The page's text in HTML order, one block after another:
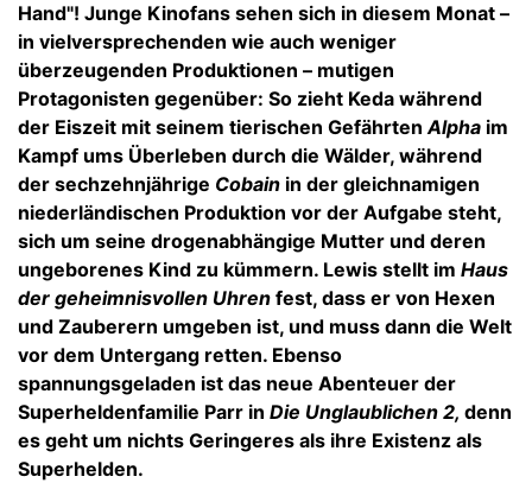
Hand"! Junge Kinofans sehen sich in diesem Monat –
in vielversprechenden wie auch weniger
überzeugenden Produktionen – mutigen
Protagonisten gegenüber: So zieht Keda während
der Eiszeit mit seinem tierischen GefährtenAlpha im
Kampf ums Überleben durch die Wälder, während
der sechzehnjährige Cobain in der gleichnamigen
niederländischen Produktion vor der Aufgabe steht,
sich um seine drogenabhängige Mutter und deren
ungeborenes Kind zu kümmern. Lewis stellt im Haus
der geheimnisvollen Uhren fest, dass er von Hexen
und Zauberern umgeben ist, und muss dann die Welt
vor dem Untergang retten. Ebenso
spannungsgeladen ist das neue Abenteuer der
Superheldenfamilie Parr in Die Unglaublichen 2, denn
es geht um nichts Geringeres als ihre Existenz als
Superhelden.